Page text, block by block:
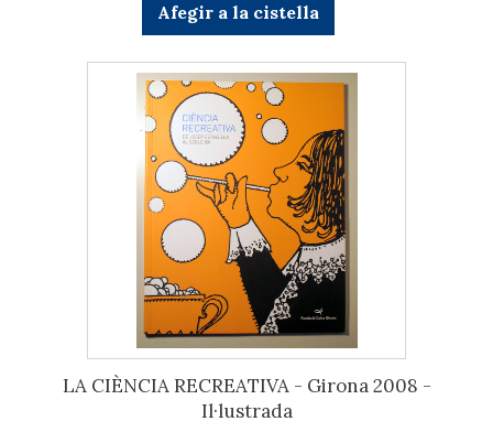
Afegir a la cistella
LA CIÈNCIA RECREATIVA - Girona 2008 -
Il·lustrada